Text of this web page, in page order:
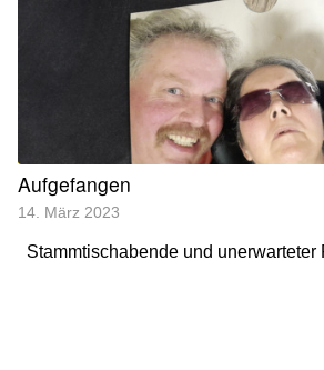
Aufgefangen
14. März 2023
Stammtischabende und